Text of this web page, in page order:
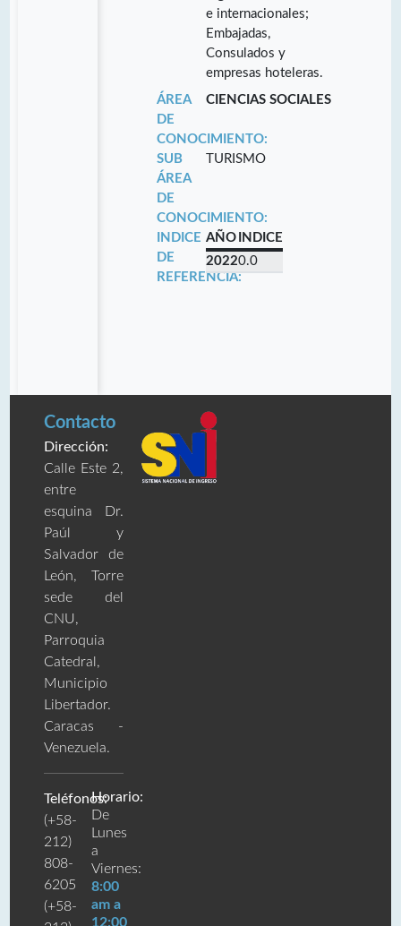
e internacionales;
Embajadas,
Consulados y
empresas hoteleras.
ÁREA
DE
CONOCIMIENTO:
CIENCIAS SOCIALES
SUB
ÁREA
DE
CONOCIMIENTO:
TURISMO
INDICE
DE
REFERENCIA:
AÑO INDICE
20220.0
Contacto
Dirección:
Calle Este 2,
entre
esquina Dr.
Paúl y
Salvador de
León, Torre
sede del
CNU,
Parroquia
Catedral,
Municipio
Libertador.
Caracas -
Venezuela.
Teléfonos:
(+58-
212)
808-
6205
(+58-
Horario:
De
Lunes
a
Viernes:
8:00
am a
12:00